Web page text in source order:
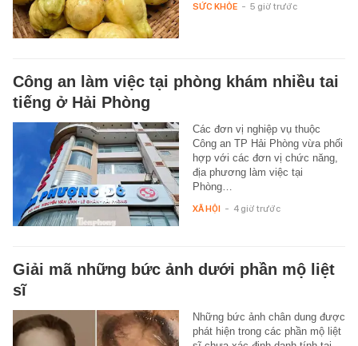
SỨC KHỎE - 5 giờ trước
Công an làm việc tại phòng khám nhiều tai
tiếng ở Hải Phòng
Các đơn vị nghiệp vụ thuộc
Công an TP Hải Phòng vừa phối
hợp với các đơn vị chức năng,
địa phương làm việc tại
Phòng…
XÃ HỘI - 4 giờ trước
Giải mã những bức ảnh dưới phần mộ liệt
sĩ
Những bức ảnh chân dung được
phát hiện trong các phần mộ liệt